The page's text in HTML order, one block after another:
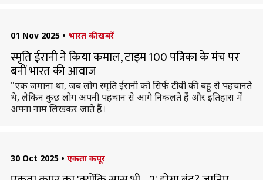
01 Nov 2025 • भारत की खबरें
स्मृति ईरानी ने किया कमाल, टाइम 100 पत्रिका के मंच पर
बनीं भारत की आवाज
"एक जमाना था, जब लोग स्मृति ईरानी को सिर्फ टीवी की बहू से पहचानते
थे, लेकिन कुछ लोग अपनी पहचान से आगे निकलते हैं और इतिहास में
अपना नाम लिखकर जाते हैं।
30 Oct 2025 • एकता कपूर